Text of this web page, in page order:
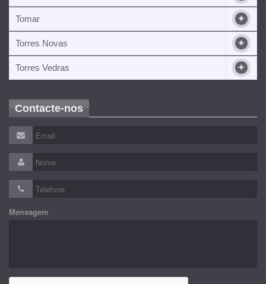
Tomar
Torres Novas
Torres Vedras
Contacte-nos
Mensagem